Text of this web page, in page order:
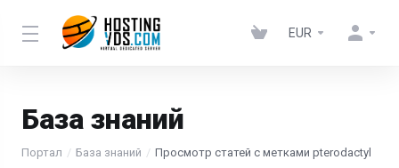
EUR
База знаний
Портал База знаний Просмотр статей с метками pterodactyl